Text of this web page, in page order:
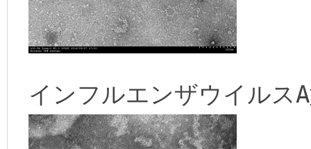
インフルエンザウイルス